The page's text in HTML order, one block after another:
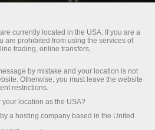
FOREX –
DIÁRIAS DO
Deposite dinheiro
Retire dinheiro
currently located in the USA. If you are a
are prohibited from using the services of
trading, online transfers,
by mistake and your location is not
Otherwise, you must leave the website
restrictions.
location as the USA?
a hosting company based in the United